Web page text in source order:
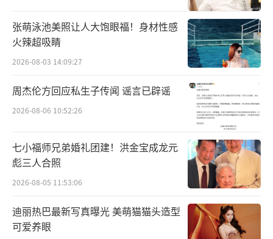
张萌泳池美照让人大饱眼福！身材性感
火辣超吸睛
2026-08-03 14:09:27
周杰伦方回应私生子传闻 谣言已辟谣
2026-08-06 10:52:26
七小福师兄弟婚礼团建！洪金宝成龙元
彪三人合照
2026-08-05 11:53:06
迪丽热巴最新写真曝光 美萌猫猫头造型
可爱养眼